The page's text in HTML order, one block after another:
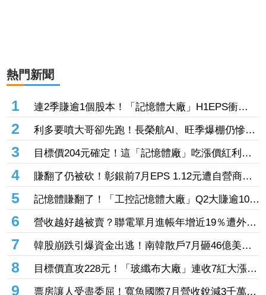
熱門新聞
1
連2季賺逾1個股本！「記憶體大廠」H1EPS衝
20.87元 股價卻殺至跌停鎖死
2
利多要噴大哥卻先跑！長榮航AI、旺季爆棚仍慘冠
賣超王 「這檔鋼鐵」７月營收年增46%也不被買
單
3
目標價204元確定！這「記憶體廠」吃漲價紅利、
Q2毛利率衝70% 全年營運看旺
4
賺翻了仍被砍！彰銀前7月EPS 1.12元遭自營商照
殺2.33億淪賣超王 「這檔記憶體」營收創高也遭
倒
5
記憶體賺翻了！「工控記憶體大廠」Q2大賺逾10股
本、H1EPS達166.45元 7月營收續旺再迎年月雙
增
6
營收越好越被賣？聯電單月進帳年增近19％遭外資
「砍到見骨」 台塑4寶「這檔」營收刷49個月新
高也挨刀
7
韓股崩跌引爆資金出逃！南韓散戶7月砸46億美元
「錢」進美股
8
目標價直攻228元！「玻纖布大廠」連收7紅大漲
32.86% 投信單周撒16.7億元、掃入近萬張
9 票房讓人受盡委屈！寬魚國際7月營收銳減3千萬原